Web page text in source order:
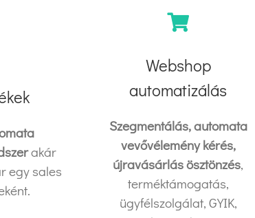
akár
egy sales
Webshop
automatizálás
Szegmentálás, automata
vevővélemény kérés,
újravásárlás ösztönzés,
terméktámogatás,
ügyfélszolgálat, GYIK,